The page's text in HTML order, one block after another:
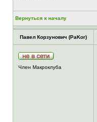
Вернуться к началу
Павел Корзунович (PaKor)
Член Макроклуба